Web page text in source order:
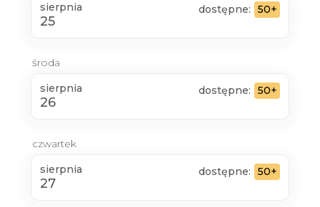
sierpnia
25
dostępne: 50+
środa
sierpnia
26
dostępne: 50+
czwartek
sierpnia
27
dostępne: 50+